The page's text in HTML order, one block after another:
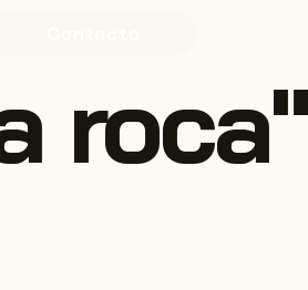
roca"